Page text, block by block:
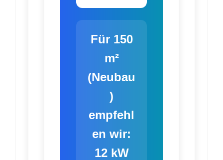
Für 150
m²
(Neubau
)
empfehl
en wir:
12 kW